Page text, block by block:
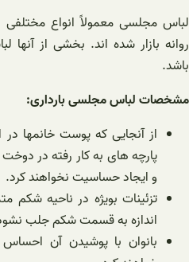
لباس مجلسی معمولاً انواع مختلفی
روانه بازار شده اند. بخشی از آنها
باشد.
مشخصات لباس مجلسی بارداری:
از آنجایی که پوست خانمها
پارچه های به کار رفته در
و ایجاد حساسیت نخواهند کرد.
تزئینات بویژه در ناحیه شکم
اندازه به قسمت شکم جلب
بانوان با پوشیدن آن